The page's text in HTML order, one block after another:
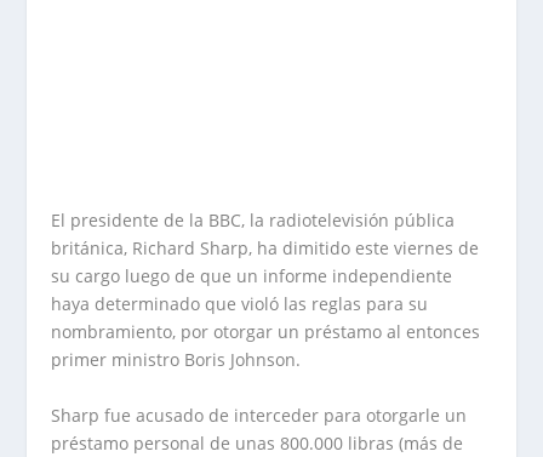
El presidente de la BBC, la radiotelevisión pública
británica, Richard Sharp, ha dimitido este viernes de
su cargo luego de que un informe independiente
haya determinado que violó las reglas para su
nombramiento, por otorgar un préstamo al entonces
primer ministro Boris Johnson.
Sharp fue acusado de interceder para otorgarle un
préstamo personal de unas 800.000 libras (más de